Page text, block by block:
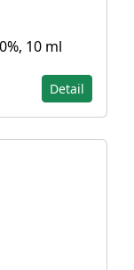
10 ml
Detail